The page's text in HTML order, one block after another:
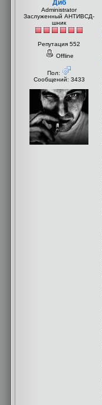
Диб
Administrator
Заслуженный АНТИВСД-
шник
Репутация 552
Offline
Пол:
Сообщений: 3433